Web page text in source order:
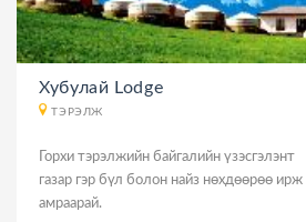
Хубулай Lodge
ТЭРЭЛЖ
Горхи тэрэлжийн байгалийн үзэсгэлэнт
газар гэр бүл болон найз нөхдөөрөө ирж
амраарай.